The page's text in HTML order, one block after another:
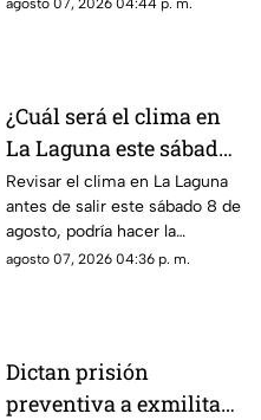
agosto 07, 2026 04:44 p. m.
¿Cuál será el clima en
La Laguna este sábado
8 de agosto 2026?
Revisar el clima en La Laguna
antes de salir este sábado 8 de
agosto, podría hacer la
diferencia entre un día
agosto 07, 2026 04:36 p. m.
Dictan prisión
preventiva a exmilitar